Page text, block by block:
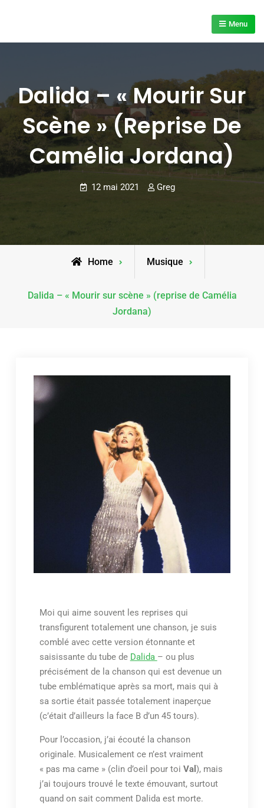
Menu
Dalida – « Mourir Sur
Scène » (reprise De
Camélia Jordana)
12 mai 2021 Greg
Home Musique
Dalida – « Mourir sur scène » (reprise de Camélia
Jordana)
Moi qui aime souvent les reprises qui
transfigurent totalement une chanson, je suis
comblé avec cette version étonnante et
saisissante du tube de Dalida – ou plus
précisément de la chanson qui est devenue un
tube emblématique après sa mort, mais qui à
sa sortie était passée totalement inaperçue
(c’était d’ailleurs la face B d’un 45 tours).
Pour l’occasion, j’ai écouté la chanson
originale. Musicalement ce n’est vraiment
« pas ma came » (clin d’oeil pour toi Val ), mais
j’ai toujours trouvé le texte émouvant, surtout
quand on sait comment Dalida est morte.